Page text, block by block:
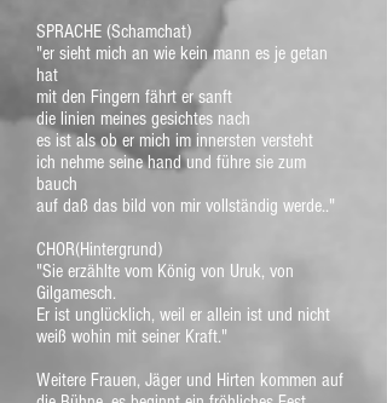
SPRACHE (Schamchat)
"er sieht mich an wie kein mann es je getan
hat
mit den Fingern fährt er sanft
die linien meines gesichtes nach
es ist als ob er mich im innersten versteht
ich nehme seine hand und führe sie zum
bauch
auf daß das bild von mir vollständig werde.."
CHOR(Hintergrund)
"Sie erzählte vom König von Uruk, von
Gilgamesch.
Er ist unglücklich, weil er allein ist und nicht
weiß wohin mit seiner Kraft."
Weitere Frauen, Jäger und Hirten kommen auf